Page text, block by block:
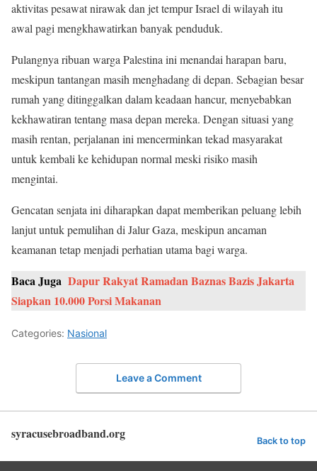
aktivitas pesawat nirawak dan jet tempur Israel di wilayah itu
awal pagi mengkhawatirkan banyak penduduk.
Pulangnya ribuan warga Palestina ini menandai harapan baru,
meskipun tantangan masih menghadang di depan. Sebagian besar
rumah yang ditinggalkan dalam keadaan hancur, menyebabkan
kekhawatiran tentang masa depan mereka. Dengan situasi yang
masih rentan, perjalanan ini mencerminkan tekad masyarakat
untuk kembali ke kehidupan normal meski risiko masih
mengintai.
Gencatan senjata ini diharapkan dapat memberikan peluang lebih
lanjut untuk pemulihan di Jalur Gaza, meskipun ancaman
keamanan tetap menjadi perhatian utama bagi warga.
Baca Juga Dapur Rakyat Ramadan Baznas Bazis Jakarta
Siapkan 10.000 Porsi Makanan
Categories: Nasional
Leave a Comment
syracusebroadband.org Back to top